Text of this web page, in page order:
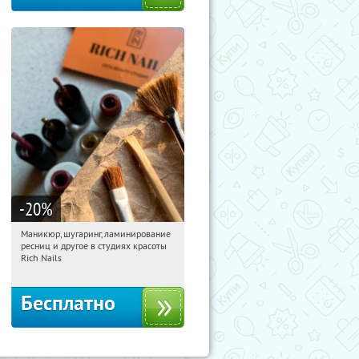
-20%
06:36:35 Получили:190
Юго-Западная
Маникюр, шугаринг, ламинирование
ресниц и другое в студиях красоты
Rich Nails
Бесплатно